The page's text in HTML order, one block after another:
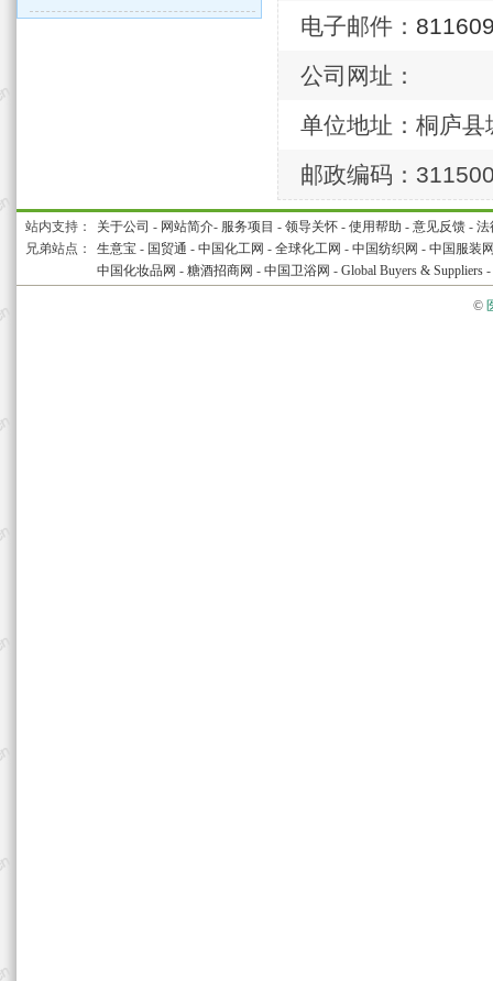
电子邮件：
公司网址：
单位地址：桐庐
邮政编码：
站内支持： 关于公司 - 网站简介- 服务项目 - 领导关怀 - 使用帮助 - 意见反馈 - 法
兄弟站点：
生意宝 - 国贸通 - 中国化工网 - 全球化工网 - 中国纺织网 - 中国服装
中国化妆品网 - 糖酒招商网 - 中国卫浴网 - Global Buyers & Suppliers -
©